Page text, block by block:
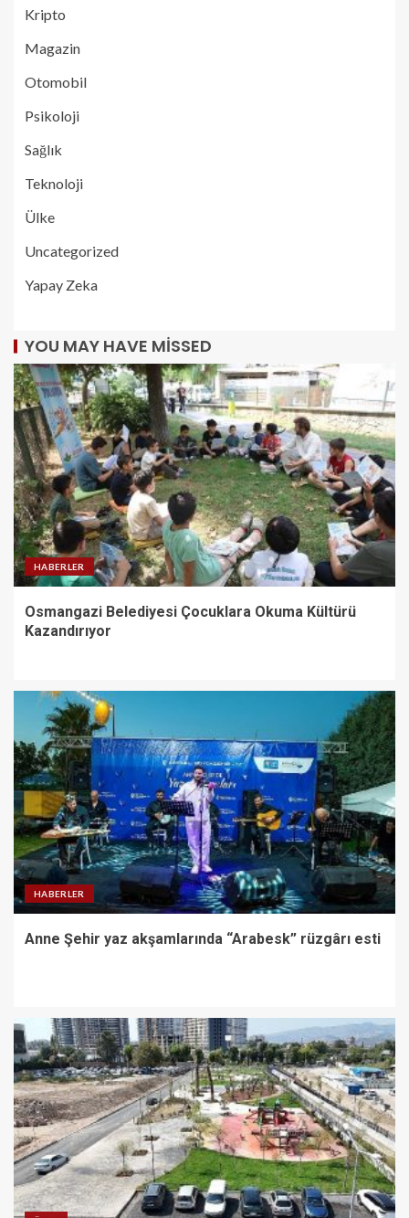
Kripto
Magazin
Otomobil
Psikoloji
Sağlık
Teknoloji
Ülke
Uncategorized
Yapay Zeka
YOU MAY HAVE MISSED
HABERLER
Osmangazi Belediyesi Çocuklara Okuma Kültürü
Kazandırıyor
HABERLER
Anne Şehir yaz akşamlarında “Arabesk” rüzgârı esti